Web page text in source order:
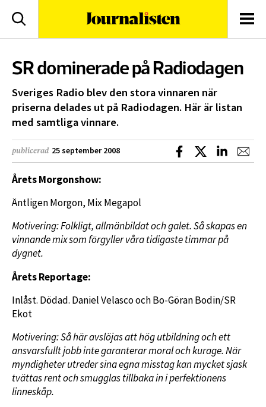
Sök
SR dominerade på Radiodagen
Sveriges Radio blev den stora vinnaren när
priserna delades ut på Radiodagen. Här är listan
med samtliga vinnare.
publicerad 25 september 2008 Dela på Facebook
Dela på XDela på
Årets Morgonshow:
Äntligen Morgon, Mix Megapol
Motivering: Folkligt, allmänbildat och galet. Så skapas en
vinnande mix som förgyller våra tidigaste timmar på
dygnet.
Årets Reportage:
Inlåst. Dödad. Daniel Velasco och Bo-Göran Bodin/SR
Ekot
Motivering:Så här avslöjas att hög utbildning och ett
ansvarsfullt jobb inte garanterar moral och kurage. När
myndigheter utreder sina egna misstag kan mycket sjask
tvättas rent och smugglas tillbaka in i perfektionens
linneskåp.